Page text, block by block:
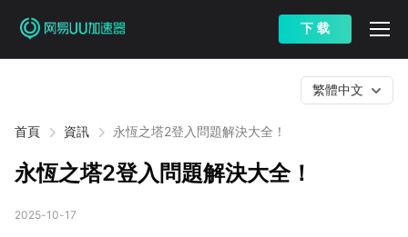
下 载
首頁 資訊 永恆之塔2登入問題解決大全！
繁體中文
永恆之塔2登入問題解決大全！
2025-10-17